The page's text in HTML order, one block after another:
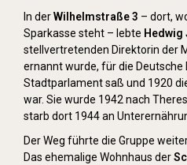
In derWilhelmstraße 3 – dort,
Sparkasse steht – lebte Hedwig
stellvertretenden Direktorin der
ernannt wurde, für die
Stadtparlament saß und 1920
war. Sie wurde 1942 nach
starb dort 1944 an
Der Weg führte die Gruppe
Das ehemalige Wohnhaus der